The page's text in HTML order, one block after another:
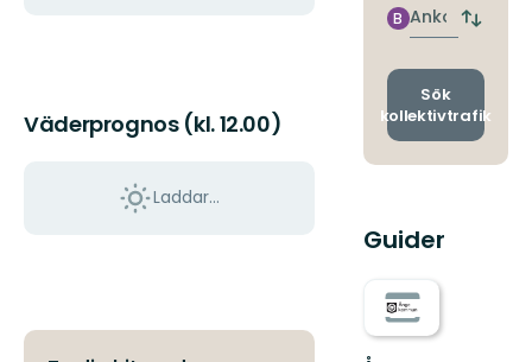
Väderprognos (kl. 12.00)
Laddar...
Ankomst
B
Byt
och
Sök
kollektivtrafik
Guider